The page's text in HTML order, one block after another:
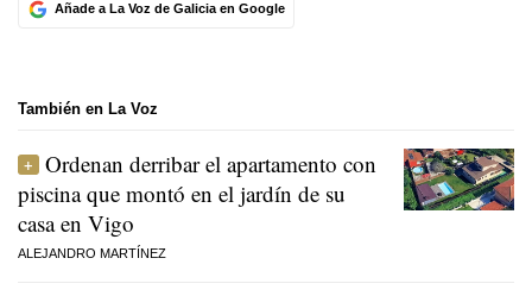
Añade a La Voz de Galicia en Google
También en La Voz
Ordenan derribar el apartamento con
piscina que montó en el jardín de su
casa en Vigo
ALEJANDRO MARTÍNEZ